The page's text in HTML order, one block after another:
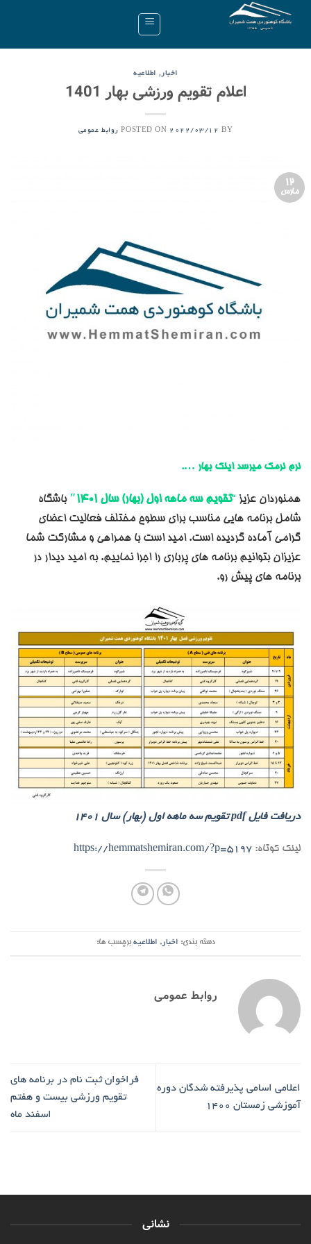
اخبار, اطلاعیه
اعلام تقویم ورزشی بهار 1401
POSTED ON 2022/03/12 BY روابط عمومی
12
مارس
نرم نرمک میرسد اینک بهار ….
همنوردان عزیز “تقویم سه ماهه اول (بهار) سال 1401″
باشگاه
شامل برنامه هایی مناسب برای سطوح مختلف فعالیت اعضای
گرامی آماده گردیده است. امید است با همراهی و مشارکت شما
عزیزان بتوانیم برنامه های پرباری را اجرا نماییم. به امید دیدار در
برنامه های پیش رو.
دریافت فایل pdf تقویم سه ماهه اول (بهار) سال 1401
لینک کوتاه: https://hemmatshemiran.com/?p=5197
دسته بندی: اخبار, اطلاعیه برچسب ها:
روابط عمومی
اعلامی اسامی پذیرفته شدگان دوره
آموزشی زمستان 1400
فراخوان ثبت نام در برنامه های
تقویم ورزشی بیست و هفتم
اسفند ماه
نشانی